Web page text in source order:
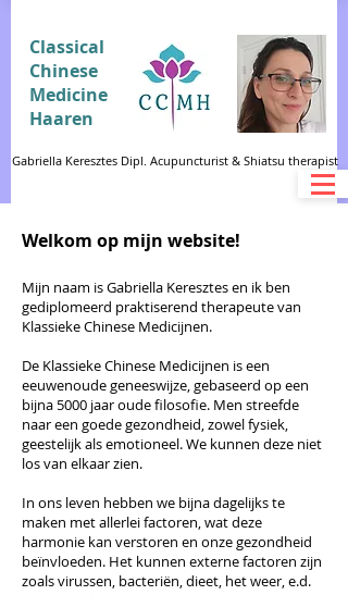
Classical
Chinese
Medicine
Haaren
Gabriella Keresztes Dipl. Acupuncturist & Shiatsu therapist
Welkom op mijn website!
Mijn naam is Gabriella Keresztes en ik ben
gediplomeerd praktiserend therapeute van
Klassieke Chinese Medicijnen.
De Klassieke Chinese Medicijnen is een
eeuwenoude geneeswijze, gebaseerd op een
bijna 5000 jaar oude filosofie. Men streefde
naar een goede gezondheid, zowel fysiek,
geestelijk als emotioneel. We kunnen deze niet
los van elkaar zien.
In ons leven hebben we bijna dagelijks te
maken met allerlei factoren, wat deze
harmonie kan verstoren en onze gezondheid
beïnvloeden. Het kunnen externe factoren zijn
zoals virussen, bacteriën, dieet, het weer, e.d.